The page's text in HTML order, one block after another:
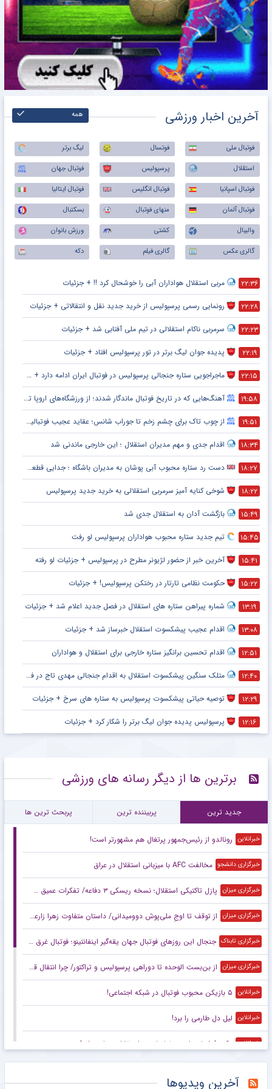
آخرین اخبار ورزشی همه
فوتبال ملی فوتسال
لیگ برتر
استقلال
پرسپولیس
فوتبال جهان
فوتبال اسپانیا
فوتبال انگلیس
فوتبال ایتالیا
فوتبال آلمان
منهای فوتبال
بسکتبال
والیبال
کشتی
ورزش بانوان
گالری عکس
گالری فیلم دکه
۲۲:۳۶ مربی استقلال هواداران آبی را خوشحال کرد !! + جزئیات
۲۲:۲۸ رونمایی رسمی پرسپولیس از خرید جدید نقل و انتقالاتی + جزئیات
۲۲:۲۳ سرمربی ناکام استقلالی در تیم ملی آفتابی شد + جزئیات
۲۲:۱۹ پدیده جوان لیگ برتر در تور پرسپولیس افتاد + جزئیات
۲۲:۱۵ ماجراجویی ستاره جنجالی پرسپولیس در فوتبال ایران ادامه دارد + جزئیات
۱۹:۵۸ آهنگ‌هایی که در تاریخ فوتبال ماندگار شدند؛ از ورزشگاه‌های اروپا تا جام جهانی
۱۹:۵۱ از چوب تاک برای چشم زخم تا جوراب شانس؛ عقاید عجیب فوتبالیست‌ها!
۱۸:۳۴ اقدام جدی و مهم مدیران استقلال ؛ این خارجی ماندنی شد
۱۸:۲۷ دست رد ستاره محبوب آبی پوشان به مدیران باشگاه ؛ جدایی قطعی است !
۱۸:۲۲ شوخی کنایه آمیز سرمربی استقلالی به خرید جدید پرسپولیس
۱۵:۴۹ بازگشت آدان به استقلال جدی شد
۱۵:۴۵ تیم جدید ستاره محبوب هواداران پرسپولیس لو رفت
۱۵:۴۱ آخرین خبر از حضور لژیونر مطرح در پرسپولیس + جزئیات لو رفته
۱۵:۲۲ حکومت نظامی تارتار در رختکن پرسپولیس! + جزئیات
۱۳:۱۹ شماره پیراهن ستاره های استقلال در فصل جدید اعلام شد + جزئیات
۱۳:۰۸ اقدام عجیب پیشکسوت استقلال خبرساز شد + جزئیات
۱۲:۵۱ اقدام تحسین برانگیز ستاره خارجی برای استقلال و هواداران
۱۲:۴۰ متلک سنگین پیشکسوت استقلال به اقدام جنجالی مهدی تاج در فدراسیون فوتبال
۱۲:۲۹ توصیه حیاتی پیشکسوت پرسپولیس به ستاره های سرخ + جزئیات
۱۲:۱۶ پرسپولیس پدیده جوان لیگ برتر را شکار کرد + جزئیات
برترین ها از دیگر رسانه های ورزشی
جدید ترین پربیننده ترین پربحث ترین ها
خبرانلاین رونالدو از رئیس‌جمهور پرتغال هم مشهورتر است!
خبرگزاری دانشجو مخالفت AFC با میزبانی استقلال در عراق
خبرگزاری میزان پازل تاکتیکی استقلال؛ نسخه ریسکی ۳ دفاعه/ تفکرات عمیق سهراب با اسکواد کم‌عمق
خبرگزاری میزان از توقف تا اوجِ ملی‌پوش دوومیدانی/ داستان متفاوت زهرا زارعی در آستانه ناگویا
خبرگزاری تابناک جنجال این روزهای فوتبال جهان یقه‌گیر اینفانتینو؛ فوتبال غرق در اقتصاد
خبرگزاری میزان از بن‌بست الوحده تا دوراهی پرسپولیس و تراکتور/ چرا انتقال قربانی در هاله‌ای از ابهام است؟
خبرانلاین ۵ بازیکن محبوب فوتبال در شبکه اجتماعی!
خبرانلاین لیل دل طارمی را برد!
خبرانلاین عکس| شماره رامین رضاییان در استقلال مصادره شد!
آخرین ویدیوها